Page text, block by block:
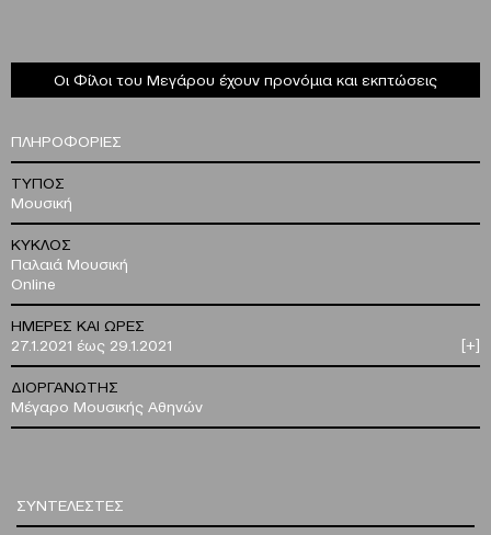
Οι Φίλοι του Μεγάρου έχουν προνόμια και εκπτώσεις
ΠΛΗΡΟΦΟΡΙΕΣ
ΤΥΠΟΣ
Μουσική
ΚΥΚΛΟΣ
Παλαιά Μουσική
Online
ΗΜΕΡΕΣ ΚΑΙ ΩΡΕΣ
27.1.2021 έως 29.1.2021
[+]
ΔΙΟΡΓΑΝΩΤΗΣ
Μέγαρο Μουσικής Αθηνών
ΣΥΝΤΕΛΕΣΤΕΣ